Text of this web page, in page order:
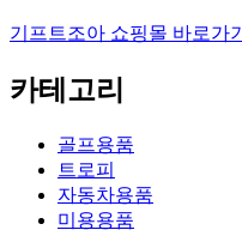
기프트조아 쇼핑몰 바로가기
카테고리
골프용품
트로피
자동차용품
미용용품